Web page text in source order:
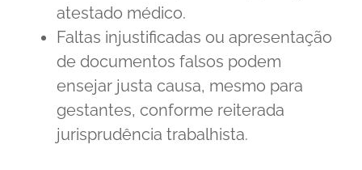
atestado médico.
Faltas injustificadas ou apresentação
de documentos falsos podem
ensejar justa causa, mesmo para
gestantes, conforme reiterada
jurisprudência trabalhista.